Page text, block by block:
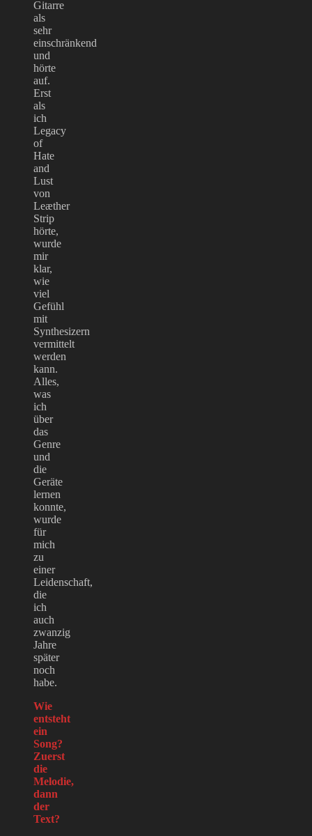
Gitarre
als
sehr
einschränkend
und
hörte
auf.
Erst
als
ich
Legacy
of
Hate
and
Lust
von
Leæther
Strip
hörte,
wurde
mir
klar,
wie
viel
Gefühl
mit
Synthesizern
vermittelt
werden
kann.
Alles,
was
ich
über
das
Genre
und
die
Geräte
lernen
konnte,
wurde
für
mich
zu
einer
Leidenschaft,
die
ich
auch
zwanzig
Jahre
später
noch
habe.
Wie
entsteht
ein
Song?
Zuerst
die
Melodie,
dann
der
Text?